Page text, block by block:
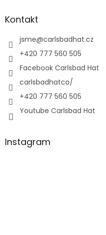
Kontakt
jsme@carlsbadhat.cz
+420 777 560 505
Facebook Carlsbad Hat
carlsbadhatco/
+420 777 560 505
Youtube Carlsbad Hat
Instagram